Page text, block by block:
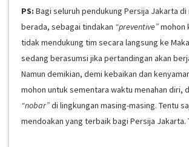
PS: Bagi seluruh pendukung Persija Jakarta di
berada, sebagai tindakan “preventive”mohon
tidak mendukung tim secara langsung ke
sedang berasumsi jika pertandingan akan
Namun demikian, demi kebaikan dan
mohon untuk sementara waktu menahan diri,
“nobar”di lingkungan masing-masing. Tentu
mendoakan yang terbaik bagi Persija Jakarta.